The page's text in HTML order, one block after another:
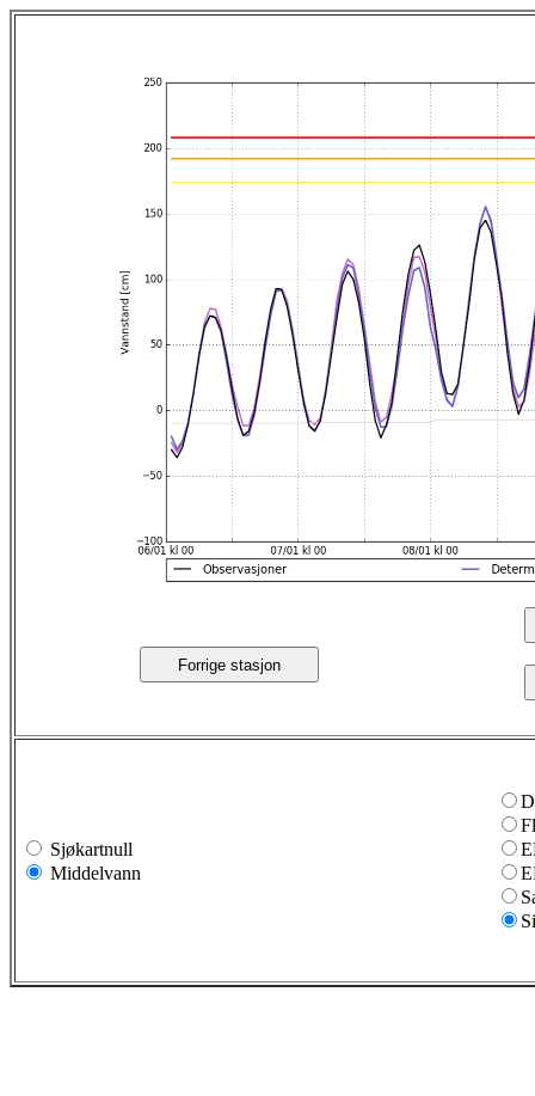
Forrige stasjon
Sjøkartnull
Middelvann